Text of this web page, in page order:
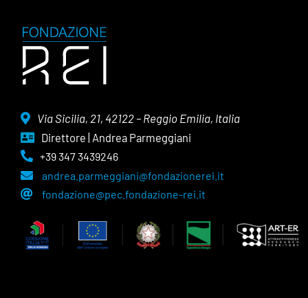
Via Sicilia, 21, 42122 – Reggio Emilia, Italia
Direttore | Andrea Parmeggiani
+39 347 3439246
andrea.parmeggiani@fondazionerei.it
fondazione@pec.fondazione-rei.it